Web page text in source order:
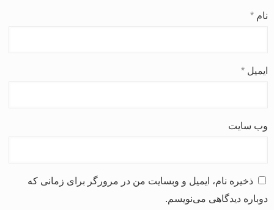
نام *
ایمیل *
وب‌ سایت
ذخیره نام، ایمیل و وبسایت من در مرورگر برای زمانی که
دوباره دیدگاهی می‌نویسم.